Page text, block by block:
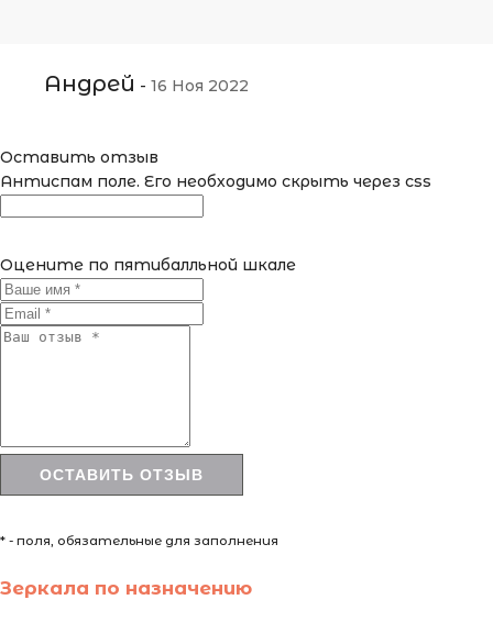
Андрей - 16 Ноя 2022
Оставить отзыв
Антиспам поле. Его необходимо скрыть через css
Оцените по пятибалльной шкале
* - поля, обязательные для заполнения
Зеркала по назначению